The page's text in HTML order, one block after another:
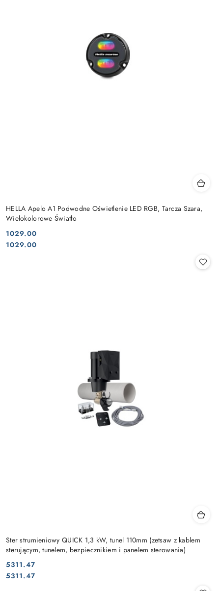
HELLA Apelo A1 Podwodne Oświetlenie LED RGB, Tarcza Szara,
Wielokolorowe Światło
Cena:
1029.00
Cena:
1029.00
Ster strumieniowy QUICK 1,3 kW, tunel 110mm (zetsaw z kablem
sterującym, tunelem, bezpiecznikiem i panelem sterowania)
Cena:
5311.47
Cena:
5311.47